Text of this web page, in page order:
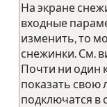
На экране
входные
изменить, то
снежинки. См.
Почти ни один
показать свою
подключатся в